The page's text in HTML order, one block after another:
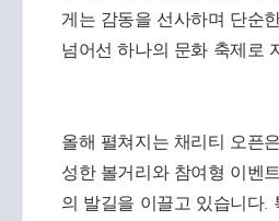
게는 감동을 선사하며 단순
넘어선 하나의 문화 축제로
올해 펼쳐지는 채리티 오픈
성한 볼거리와 참여형 이벤
의 발길을 이끌고 있습니다.